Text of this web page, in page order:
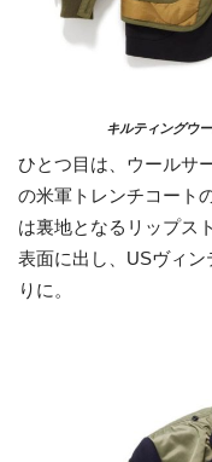
キルティングウ
ひとつ目は、ウールサ
の米軍トレンチコート
は裏地となるリップス
表面に出し、USヴィ
りに。